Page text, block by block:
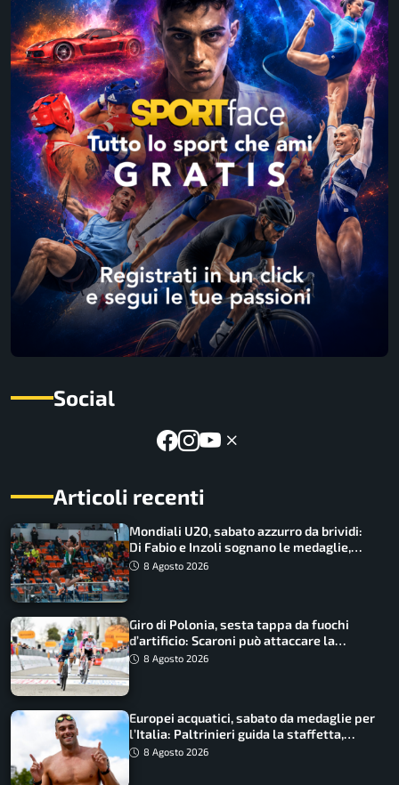
Social
Articoli recenti
Mondiali U20, sabato azzurro da brividi:
Di Fabio e Inzoli sognano le medaglie,
Castellani e Succo in finale
8 Agosto 2026
Giro di Polonia, sesta tappa da fuochi
d’artificio: Scaroni può attaccare la
maglia di Lemmen
8 Agosto 2026
Europei acquatici, sabato da medaglie per
l’Italia: Paltrinieri guida la staffetta,
Barnabà sogna l’oro dalle grandi altezze
8 Agosto 2026